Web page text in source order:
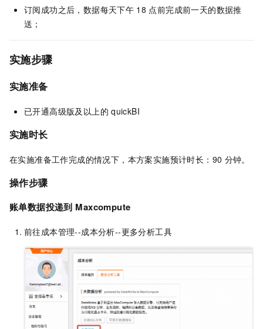
订阅成功之后，数据每天下午 18 点前完成前一天的数据推
送；
实施步骤
实施准备
已开通高级版及以上的 quickBI
实施时长
在实施准备工作完成的情况下，本方案实施预计时长：90 分钟。
操作步骤
账单数据投递到 Maxcompute
前往成本管理--成本分析--更多分析工具